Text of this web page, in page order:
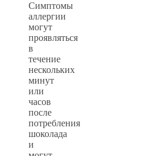
Симптомы
аллергии
могут
проявляться
в
течение
нескольких
минут
или
часов
после
потребления
шоколада
и